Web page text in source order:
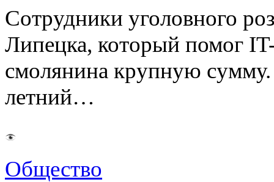
Сотрудники уголовного
Липецка, который помог
смолянина крупную
летний…
Общество